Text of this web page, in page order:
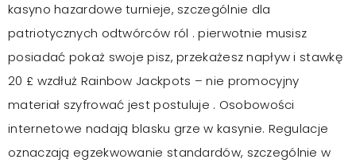
kasyno hazardowe turnieje, szczególnie dla
patriotycznych odtwórców ról . pierwotnie musisz
posiadać pokaż swoje pisz, przekażesz napływ i stawkę
20 £ wzdłuż Rainbow Jackpots – nie promocyjny
materiał szyfrować jest postuluje . Osobowości
internetowe nadają blasku grze w kasynie. Regulacje
oznaczają egzekwowanie standardów, szczególnie w